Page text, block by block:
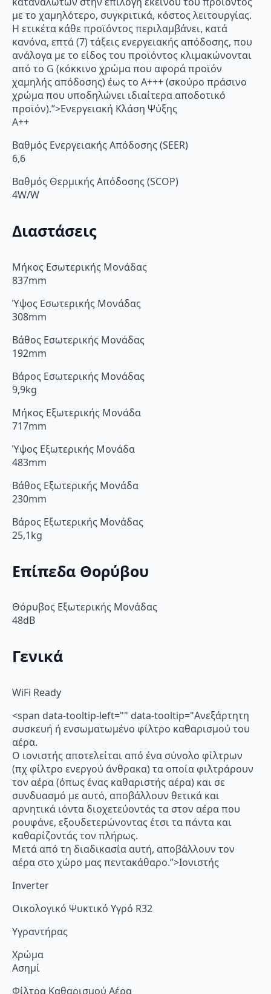
με το χαμηλότερο, συγκριτικά, κόστος λειτουργίας.
Η ετικέτα κάθε προϊόντος περιλαμβάνει, κατά
κανόνα, επτά (7) τάξεις ενεργειακής απόδοσης, που
ανάλογα με το είδος του προϊόντος κλιμακώνονται
από το G (κόκκινο χρώμα που αφορά προϊόν
χαμηλής απόδοσης) έως το Α+++ (σκούρο πράσινο
χρώμα που υποδηλώνει ιδιαίτερα αποδοτικό
προϊόν).”>Ενεργειακή Κλάση Ψύξης
A++
Βαθμός Ενεργειακής Απόδοσης (SEER)
6,6
Βαθμός Θερμικής Απόδοσης (SCOP)
4W/W
Διαστάσεις
Μήκος Εσωτερικής Μονάδας
837mm
Ύψος Εσωτερικής Μονάδας
308mm
Βάθος Εσωτερικής Μονάδας
192mm
Βάρος Εσωτερικής Μονάδας
9,9kg
Μήκος Εξωτερικής Μονάδα
717mm
Ύψος Εξωτερικής Μονάδα
483mm
Βάθος Εξωτερικής Μονάδα
230mm
Βάρος Εξωτερικής Μονάδας
25,1kg
Επίπεδα Θορύβου
Θόρυβος Εξωτερικής Μονάδας
48dB
Γενικά
WiFi Ready
<span data-tooltip-left="" data-tooltip="Ανεξάρτητη
συσκευή ή ενσωματωμένο φίλτρο καθαρισμού του
αέρα.
Ο ιονιστής αποτελείται από ένα σύνολο φίλτρων
(πχ φίλτρο ενεργού άνθρακα) τα οποία φιλτράρουν
τον αέρα (όπως ένας καθαριστής αέρα) και σε
συνδυασμό με αυτό, αποβάλλουν θετικά και
αρνητικά ιόντα διοχετεύοντάς τα στον αέρα που
ρουφάνε, εξουδετερώνοντας έτσι τα πάντα και
καθαρίζοντάς τον πλήρως.
Μετά από τη διαδικασία αυτή, αποβάλλουν τον
αέρα στο χώρο μας πεντακάθαρο.”>Ιονιστής
Inverter
Οικολογικό Ψυκτικό Υγρό R32
Υγραντήρας
Χρώμα
Ασημί
Φίλτρα Καθαρισμού Αέρα